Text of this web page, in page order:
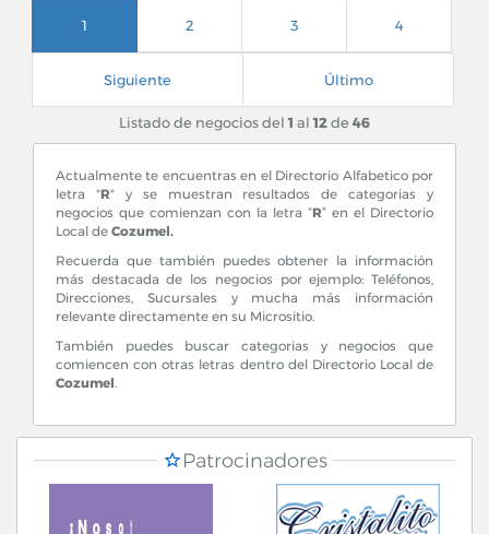
1 2 3 4
Siguiente Último
Listado de negocios del1 al12de 46
Actualmente te encuentras en el Directorio Alfabetico por
letra "R" y se muestran resultados de categorias y
negocios que comienzan con la letra “R” en el Directorio
Local de Cozumel.
Recuerda que también puedes obtener la información
más destacada de los negocios por ejemplo: Teléfonos,
Direcciones, Sucursales y mucha más información
relevante directamente en su Micrositio.
También puedes buscar categorias y negocios que
comiencen con otras letras dentro del Directorio Local de
Cozumel.
Patrocinadores